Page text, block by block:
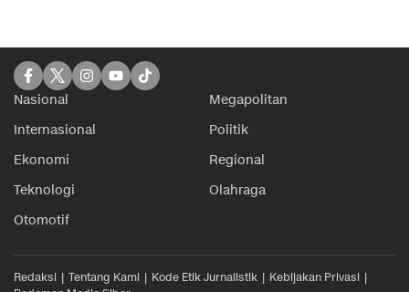
Nasional
Megapolitan
Internasional
Politik
Ekonomi
Regional
Teknologi
Olahraga
Otomotif
Redaksi Tentang Kami Kode Etik Jurnalistik
Kebijakan Privasi